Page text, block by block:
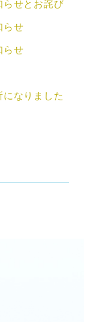
らせとお詫び
らせ
らせ
なりました